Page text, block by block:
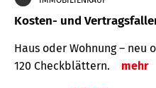
Kosten- und
Haus oder Wohnung –
120 Check­blättern.
mehr